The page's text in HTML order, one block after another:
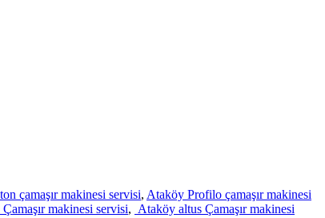
çamaşır makinesi servisi, Ataköy Profilo çamaşır makinesi
makinesi servisi, Ataköy altus Çamaşır makinesi